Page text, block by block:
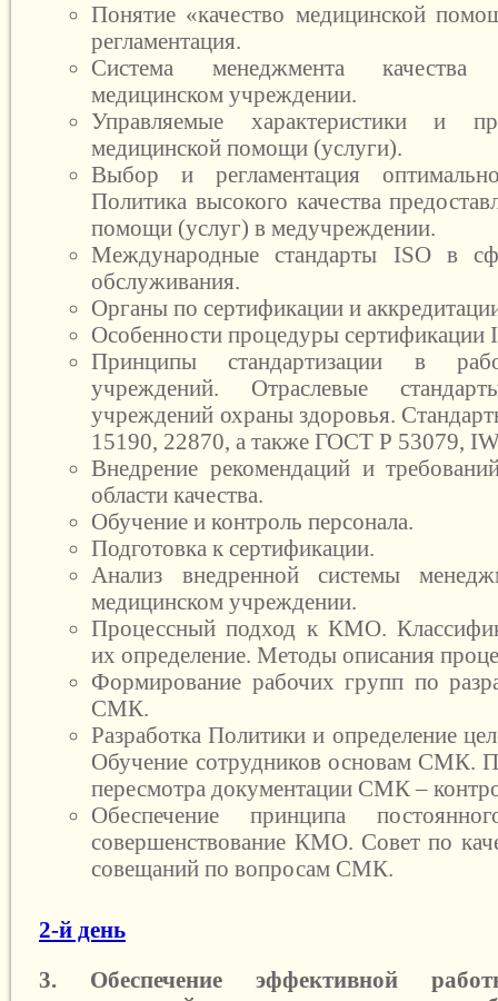
Понятие «качество медицинской
регламентация.
Система менеджмента
медицинском учреждении.
Управляемые характеристики и
медицинской помощи (услуги).
Выбор и регламентация
Политика высокого качества
помощи (услуг) в медучреждении.
Международные стандарты ISO в
обслуживания.
Органы по сертификации и
Особенности процедуры сертификации
Принципы стандартизации в
учреждений. Отраслевые
учреждений охраны здоровья.
15190, 22870, а также ГОСТ Р 53079,
Внедрение рекомендаций и
области качества.
Обучение и контроль персонала.
Подготовка к сертификации.
Анализ внедренной системы
медицинском учреждении.
Процессный подход к КМО.
их определение. Методы описания
Формирование рабочих групп по
СМК.
Разработка Политики и определение
Обучение сотрудников основам СМК.
пересмотра документации СМК –
Обеспечение принципа
совершенствование КМО. Совет по
совещаний по вопросам СМК.
2-й день
3. Обеспечение эффективной